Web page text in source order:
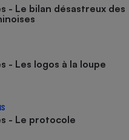
- Le bilan désastreux des
- Les logos à la loupe
- Le protocole